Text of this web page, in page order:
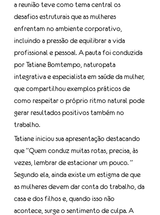
a reunião teve como tema central os
desafios estruturais que as mulheres
enfrentam no ambiente corporativo,
incluindo a pressão de equilibrar a vida
profissional e pessoal. A pauta foi conduzida
por Tatiane Bomtempo, naturopata
integrativa e especialista em saúde da mulher,
que compartilhou exemplos práticos de
como respeitar o próprio ritmo natural pode
gerar resultados positivos também no
trabalho.
Tatiane iniciou sua apresentação destacando
que “Quem conduz muitas rotas, precisa, às
vezes, lembrar de estacionar um pouco. ”
Segundo ela, ainda existe um estigma de que
as mulheres devem dar conta do trabalho, da
casa e dos filhos e, quando isso não
acontece, surge o sentimento de culpa. A